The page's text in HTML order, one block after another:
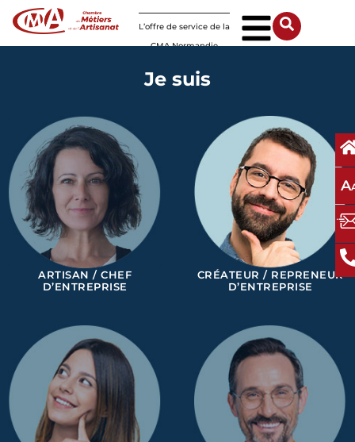
L’offre de service de la
CMA Normandie
A
Je suis
ARTISAN / CHEF
D’ENTREPRISE
CRÉATEUR / REPRENEUR
D’ENTREPRISE
Panneau de gestion des cookies